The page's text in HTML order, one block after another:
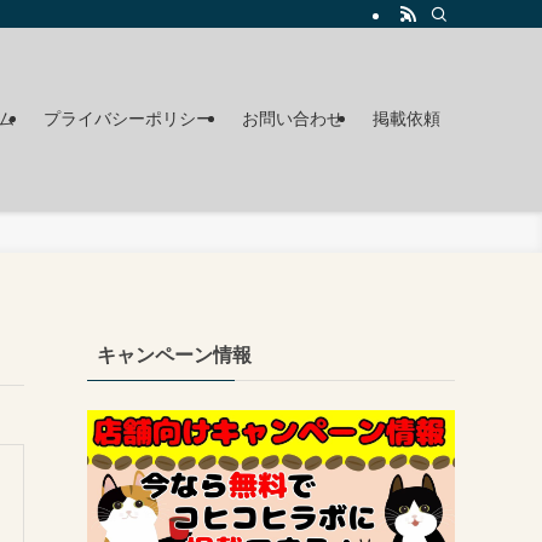
プライバシーポリシー お問い合わせ 掲載依頼
キャンペーン情報